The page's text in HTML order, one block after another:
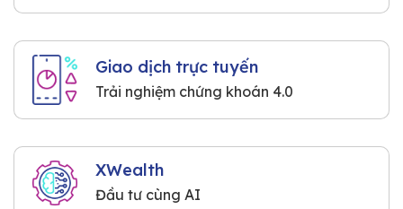
Giao dịch trực tuyến
Trải nghiệm chứng khoán 4.0
XWealth
Đầu tư cùng AI